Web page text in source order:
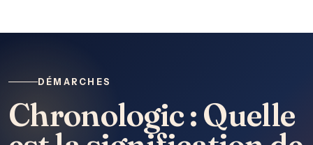
DÉMARCHES
Chronologic : Quelle